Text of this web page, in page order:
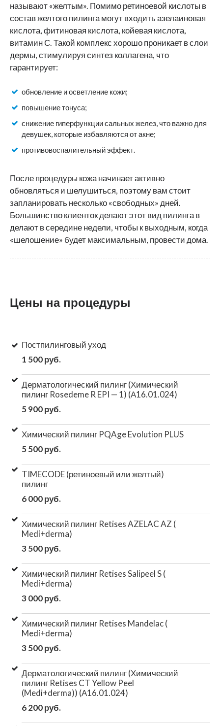
называют «желтым». Помимо ретиноевой кислоты в
состав желтого пилинга могут входить азелаиновая
кислота, фитиновая кислота, койевая кислота,
витамин С. Такой комплекс хорошо проникает в слои
дермы, стимулируя синтез коллагена, что
гарантирует:
обновление и осветление кожи;
повышение тонуса;
снижение гиперфункции сальных желез, что важно для
девушек, которые избавляются от акне;
противовоспалительный эффект.
После процедуры кожа начинает активно
обновляться и шелушиться, поэтому вам стоит
запланировать несколько «свободных» дней.
Большинство клиенток делают этот вид пилинга в
делают в середине недели, чтобы к выходным, когда
«шелошение» будет максимальным, провести дома.
Цены на процедуры
Постпилинговый уход
1 500 руб.
Дерматологический пилинг (Химический
пилинг Rosedeme R EPI — 1) (А16.01.024)
5 900 руб.
Химический пилинг PQAge Evolution PLUS
5 500 руб.
TIMECODE (ретиноевый или желтый)
пилинг
6 000 руб.
Химический пилинг Retises AZELAC AZ (
Medi+derma)
3 500 руб.
Химический пилинг Retises Salipeel S (
Medi+derma)
3 000 руб.
Химический пилинг Retises Mandelac (
Medi+derma)
3 500 руб.
Дерматологический пилинг (Химический
пилинг Retises CT Yellow Peel
(Medi+derma)) (А16.01.024)
6 200 руб.